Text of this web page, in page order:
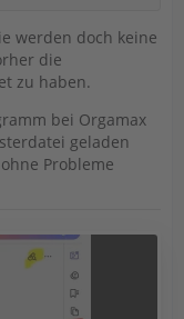
werden doch keine
die
zu haben.
bei Orgamax
geladen
Probleme